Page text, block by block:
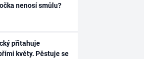
nenosí smůlu?
přitahuje
květy. Pěstuje se